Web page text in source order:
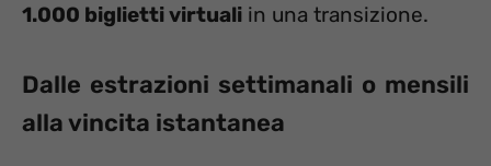
1.000 biglietti virtuali in una transizione.
Dalle estrazioni settimanali o mensili
alla vincita istantanea